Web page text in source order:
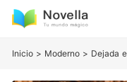
Inicio > Moderno >